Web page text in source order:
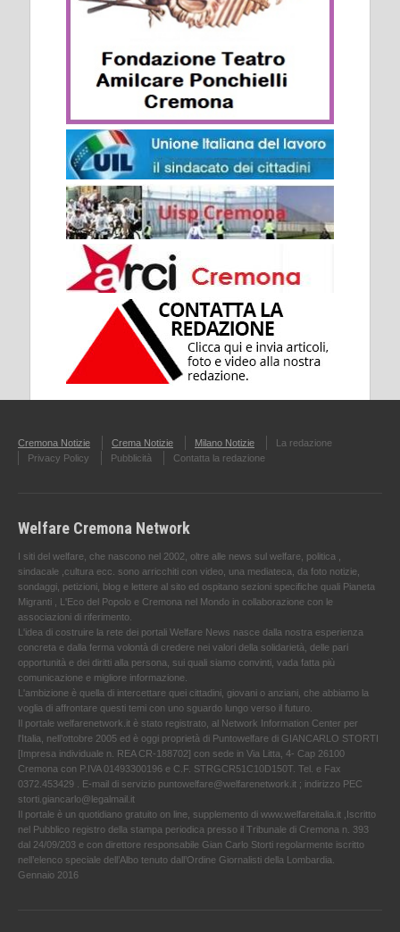
Cremona Notizie Crema Notizie Milano Notizie
La redazione
Privacy Policy
Pubblicità Contatta la redazione
Welfare Cremona Network
I siti del welfare, che nascono nel 2002, oltre alle news sul welfare, politica ,
sindacale ,cultura ecc. sono arricchiti con video, una mediateca, da foto notizie,
sondaggi, petizioni, blog e lettere al sito ed ospitano sezioni specifiche quali Pianeta
Migranti , L'Eco del Popolo e Cremona nel Mondo in collaborazione con le
associazioni di riferimento.
L'idea di costruire la rete dei portali Welfare News nasce dalla nostra esperienza
concreta e dalla ferma volontà di credere nei valori della solidarietà, delle pari
opportunità e dei diritti alla persona, sui quali siamo convinti, vada fatta più
comunicazione e migliore informazione.
L'ambizione è quella di intercettare quei cittadini, giovani o anziani, che abbiamo la
voglia di affrontare questi temi con uno sguardo lungo verso il futuro.
Il portale welfarenetwork.it è stato registrato, al Network Information Center per
l'Italia, nell’ottobre 2005 ed è oggi proprietà di Puntowelfare di GIANCARLO STORTI
[Impresa individuale n. REA CR-188702] con sede in Via Litta, 4- Cap 26100
Cremona con P.IVA 01493300196 e C.F. STRGCR51C10D150T. Tel. e Fax
0372.453429 . E-mail di servizio puntowelfare@welfarenetwork.it ; indirizzo PEC
storti.giancarlo@legalmail.it
Il portale è un quotidiano gratuito on line, supplemento di www.welfareitalia.it ,Iscritto
nel Pubblico registro della stampa periodica presso il Tribunale di Cremona n. 393
dal 24/09/203 e con direttore responsabile Gian Carlo Storti regolarmente iscritto
nell’elenco speciale dell’Albo tenuto dall’Ordine Giornalisti della Lombardia.
Gennaio 2016